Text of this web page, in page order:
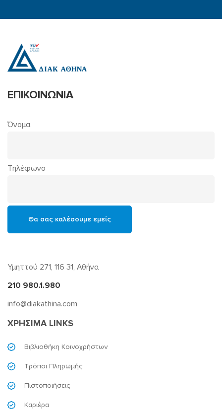
ΕΠΙΚΟΙΝΩΝΙΑ
Όνομα
Τηλέφωνο
Υμηττού 271, 116 31, Αθήνα
210 980.1.980
info@diakathina.com
ΧΡΗΣΙΜΑ LINKS
Βιβλιοθήκη Κοινοχρήστων
Τρόποι Πληρωμής
Πιστοποιήσεις
Καριέρα